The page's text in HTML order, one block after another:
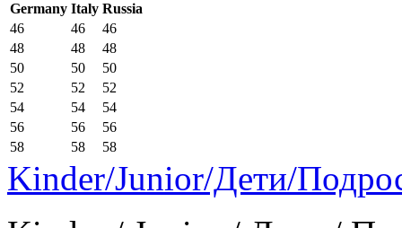
Germany Italy Russia
46
46
46
48
48
48
50
50
50
52
52
52
54
54
54
56
56
56
58
58 58
Kinder/Junior/Дети/